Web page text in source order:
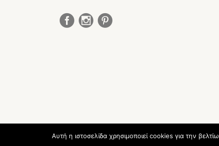
Αυτή η ιστοσελίδα χρησιμοποιεί cookies για την